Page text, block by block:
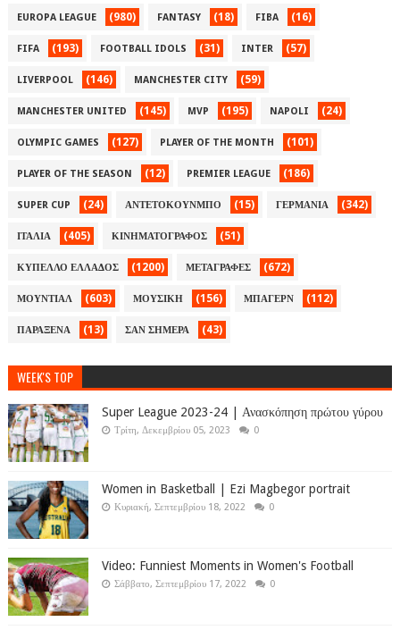
EUROPA LEAGUE (980) FANTASY (18) FIBA (16)
FIFA (193) FOOTBALL IDOLS (31) INTER (57)
LIVERPOOL (146) MANCHESTER CITY (59)
MANCHESTER UNITED (145) MVP (195) NAPOLI (24)
OLYMPIC GAMES (127) PLAYER OF THE MONTH (101)
PLAYER OF THE SEASON (12) PREMIER LEAGUE (186)
SUPER CUP (24) ΑΝΤΕΤΟΚΟΥΝΜΠΟ (15) ΓΕΡΜΑΝΙΑ (342)
ΙΤΑΛΙΑ (405) ΚΙΝΗΜΑΤΟΓΡΑΦΟΣ (51)
ΚΥΠΕΛΛΟ ΕΛΛΑΔΟΣ (1200) ΜΕΤΑΓΡΑΦΕΣ (672)
ΜΟΥΝΤΙΑΛ (603) ΜΟΥΣΙΚΗ (156) ΜΠΑΓΕΡΝ (112)
ΠΑΡΑΞΕΝΑ (13) ΣΑΝ ΣΗΜΕΡΑ (43)
WEEK'S TOP
Super League 2023-24 | Ανασκόπηση πρώτου γύρου
Τρίτη, Δεκεμβρίου 05, 2023 0
Women in Basketball | Ezi Magbegor portrait
Κυριακή, Σεπτεμβρίου 18, 2022 0
Video: Funniest Moments in Women's Football
Σάββατο, Σεπτεμβρίου 17, 2022 0